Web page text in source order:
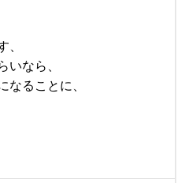
、
いなら、
なることに、